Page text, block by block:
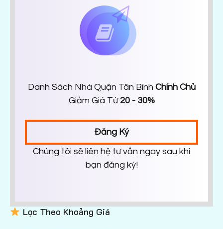
Danh Sách Nhà Quận Tân Bình Chính Chủ
Giảm Giá Từ 20 - 30%
Đăng Ký
Chúng tôi sẽ liên hệ tư vấn ngay sau khi
bạn đăng ký!
Lọc Theo Khoảng Giá